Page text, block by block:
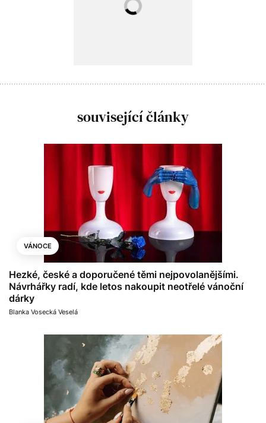
související články
VÁNOCE
Hezké, české a doporučené těmi nejpovolanějšími.
Návrhářky radí, kde letos nakoupit neotřelé vánoční
dárky
Blanka Vosecká Veselá